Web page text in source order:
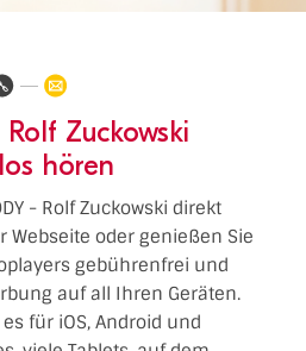
Rolf Zuckowski
hören
- Rolf Zuckowski direkt
Webseite oder genießen Sie
gebührenfrei und
auf all Ihren Geräten.
für iOS, Android und